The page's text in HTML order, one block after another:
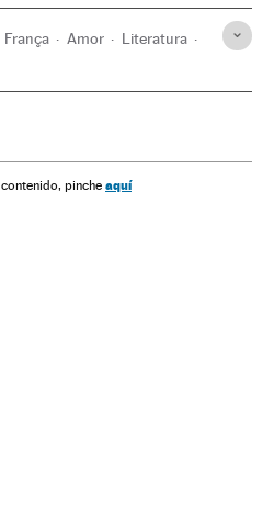
França Amor Literatura
pinche aquí